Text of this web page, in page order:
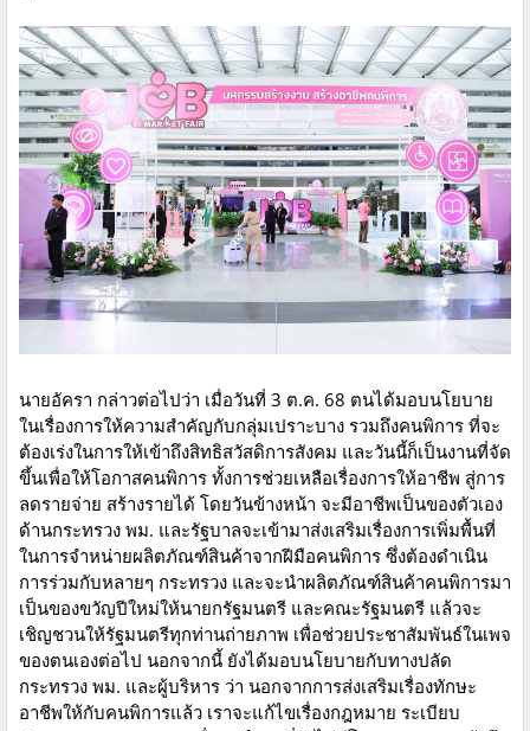
นายอัครา กล่าวต่อไปว่า เมื่อวันที่ 3 ต.ค. 68 ตนได้มอบนโยบาย
ในเรื่องการให้ความสำคัญกับกลุ่มเปราะบาง รวมถึงคนพิการ ที่จะ
ต้องเร่งในการให้เข้าถึงสิทธิสวัสดิการสังคม และวันนี้ก็เป็นงานที่จัด
ขึ้นเพื่อให้โอกาสคนพิการ ทั้งการช่วยเหลือเรื่องการให้อาชีพ สู่การ
ลดรายจ่าย สร้างรายได้ โดยวันข้างหน้า จะมีอาชีพเป็นของตัวเอง
ด้านกระทรวง พม. และรัฐบาลจะเข้ามาส่งเสริมเรื่องการเพิ่มพื้นที่
ในการจำหน่ายผลิตภัณฑ์สินค้าจากฝีมือคนพิการ ซึ่งต้องดำเนิน
การร่วมกับหลายๆ กระทรวง และจะนำผลิตภัณฑ์สินค้าคนพิการมา
เป็นของขวัญปีใหม่ให้นายกรัฐมนตรี และคณะรัฐมนตรี แล้วจะ
เชิญชวนให้รัฐมนตรีทุกท่านถ่ายภาพ เพื่อช่วยประชาสัมพันธ์ในเพจ
ของตนเองต่อไป นอกจากนี้ ยังได้มอบนโยบายกับทางปลัด
กระทรวง พม. และผู้บริหาร ว่า นอกจากการส่งเสริมเรื่องทักษะ
อาชีพให้กับคนพิการแล้ว เราจะแก้ไขเรื่องกฎหมาย ระเบียบ